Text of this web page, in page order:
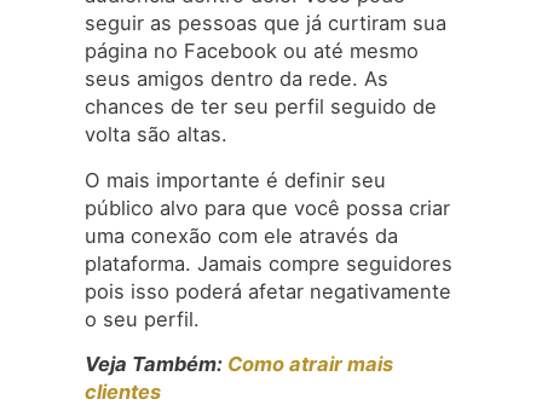
seguir as pessoas que já curtiram sua
página no Facebook ou até mesmo
seus amigos dentro da rede. As
chances de ter seu perfil seguido de
volta são altas.
O mais importante é definir seu
público alvo para que você possa criar
uma conexão com ele através da
plataforma. Jamais compre seguidores
pois isso poderá afetar negativamente
o seu perfil.
Veja Também: Como atrair mais
clientes